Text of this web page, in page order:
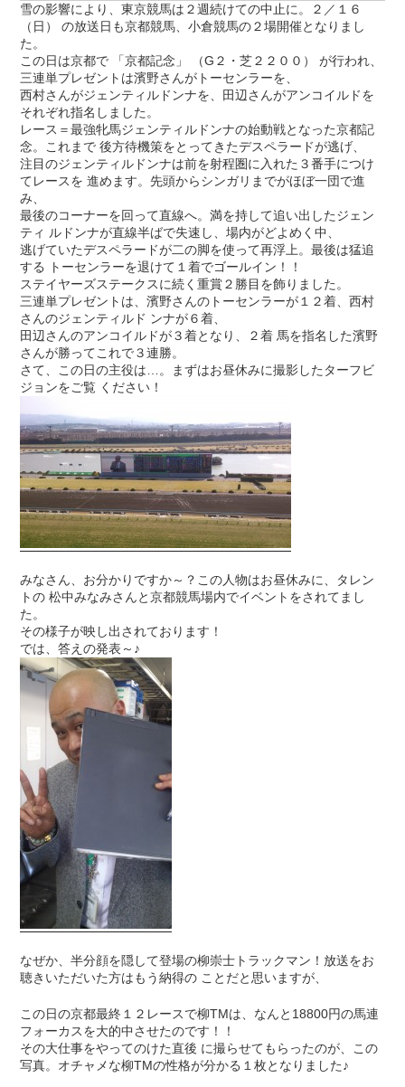
雪の影響により、東京競馬は２週続けての中止に。２／１６
（日） の放送日も京都競馬、小倉競馬の２場開催となりまし
た。
この日は京都で 「京都記念」 （G２・芝２２００） が行われ、
三連単プレゼントは濱野さんがトーセンラーを、
西村さんがジェンティルドンナを、田辺さんがアンコイルドを
それぞれ指名しました。
レース＝最強牝馬ジェンティルドンナの始動戦となった京都記
念。これまで 後方待機策をとってきたデスペラードが逃げ、
注目のジェンティルドンナは前を射程圏に入れた３番手につけ
てレースを 進めます。先頭からシンガリまでがほぼ一団で進
み、
最後のコーナーを回って直線へ。満を持して追い出したジェン
ティ ルドンナが直線半ばで失速し、場内がどよめく中、
逃げていたデスペラードが二の脚を使って再浮上。最後は猛追
する トーセンラーを退けて１着でゴールイン！！
ステイヤーズステークスに続く重賞２勝目を飾りました。
三連単プレゼントは、濱野さんのトーセンラーが１２着、西村
さんのジェンティルド ンナが６着、
田辺さんのアンコイルドが３着となり、２着 馬を指名した濱野
さんが勝ってこれで３連勝。
さて、この日の主役は…。まずはお昼休みに撮影したターフビ
ジョンをご覧 ください！
みなさん、お分かりですか～？この人物はお昼休みに、タレン
トの 松中みなみさんと京都競馬場内でイベントをされてまし
た。
その様子が映し出されております！
では、答えの発表～♪
なぜか、半分顔を隠して登場の柳崇士トラックマン！放送をお
聴きいただいた方はもう納得の ことだと思いますが、
この日の京都最終１２レースで柳TMは、なんと18800円の馬連
フォーカスを大的中させたのです！！
その大仕事をやってのけた直後 に撮らせてもらったのが、この
写真。オチャメな柳TMの性格が分かる１枚となりました♪